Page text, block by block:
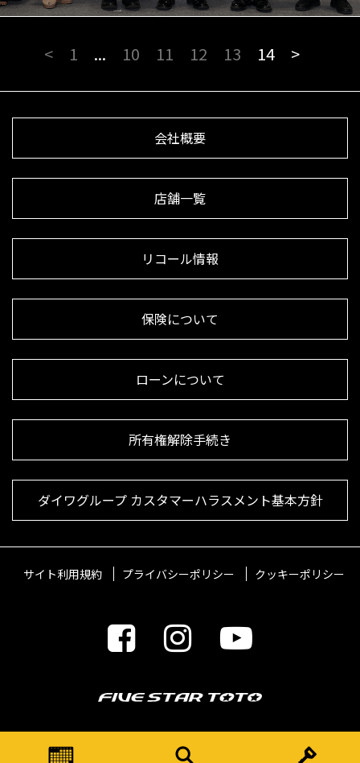
< 1 ... 10 11 12 13 14 >
会社概要
店舗一覧
リコール情報
保険について
ローンについて
所有権解除手続き
ダイワグループ カスタマーハラスメント基本方針
サイト利用規約 プライバシーポリシー クッキーポリシー